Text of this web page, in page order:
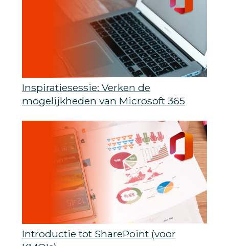
Inspiratiesessie: Verken de
mogelijkheden van Microsoft 365
Introductie tot SharePoint (voor